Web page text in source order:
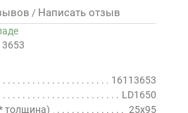
/ Написать отзыв
16113653
LD1650
толщина)
25x95